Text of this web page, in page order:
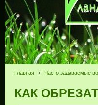
Главная › Часто задаваемые
КАК